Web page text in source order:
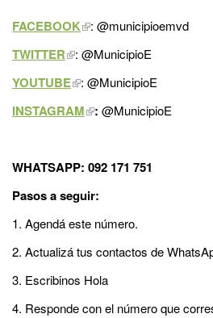
FACEBOOK : @municipioemvd
TWITTER : @MunicipioE
YOUTUBE : @MunicipioE
INSTAGRAM : @MunicipioE
WHATSAPP: 092 171 751
Pasos a seguir:
1. Agendá este número.
2. Actualizá tus contactos de
3. Escribinos Hola
4. Responde con el número que